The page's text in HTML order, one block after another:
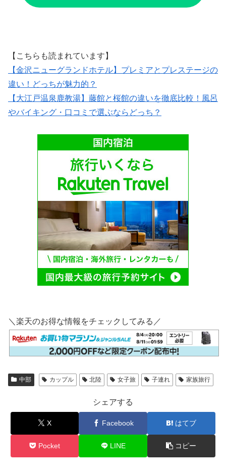
【こちらも読まれています】
【金沢ニューグランドホテル】プレミアとプレステージの
違い！どっちが魅力的？
【大江戸温泉鹿教湯】藤館と桜館の違いを徹底比較！風呂
やバイキング・口コミで選ぶならどっち？
＼楽天のお得な情報をチェックしてみる／
中部 カップル 北陸 女子旅 子連れ 家族旅行
シェアする
X Facebook はてブ
Pocket LINE コピー